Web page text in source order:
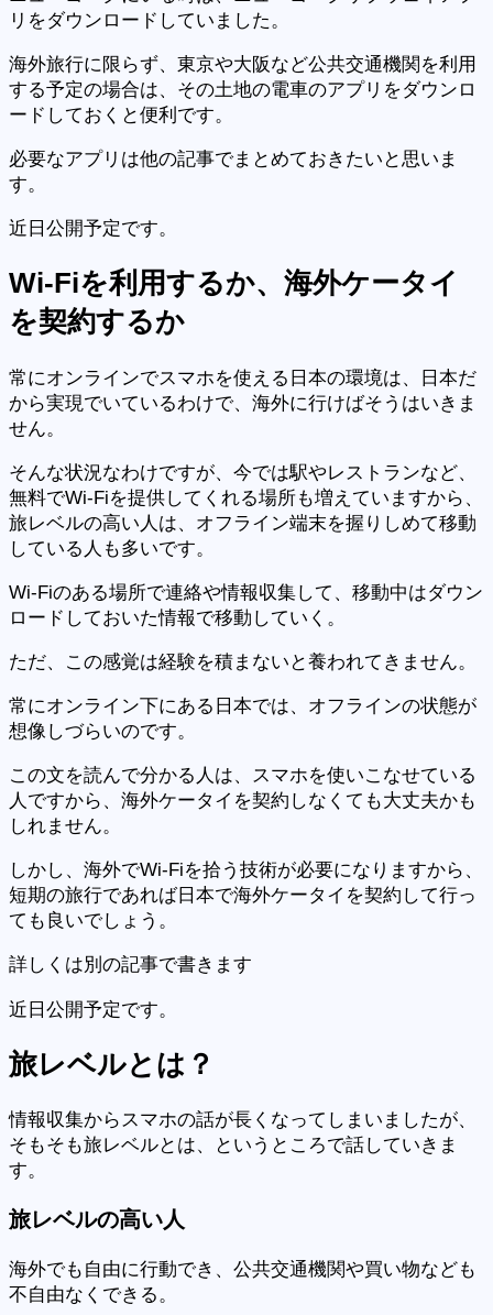
リをダウンロードしていました。
海外旅行に限らず、東京や大阪など公共交通機関を利用
する予定の場合は、その土地の電車のアプリをダウンロ
ードしておくと便利です。
必要なアプリは他の記事でまとめておきたいと思いま
す。
近日公開予定です。
Wi-Fiを利用するか、海外ケータイ
を契約するか
常にオンラインでスマホを使える日本の環境は、日本だ
から実現でいているわけで、海外に行けばそうはいきま
せん。
そんな状況なわけですが、今では駅やレストランなど、
無料でWi-Fiを提供してくれる場所も増えていますから、
旅レベルの高い人は、オフライン端末を握りしめて移動
している人も多いです。
Wi-Fiのある場所で連絡や情報収集して、移動中はダウン
ロードしておいた情報で移動していく。
ただ、この感覚は経験を積まないと養われてきません。
常にオンライン下にある日本では、オフラインの状態が
想像しづらいのです。
この文を読んで分かる人は、スマホを使いこなせている
人ですから、海外ケータイを契約しなくても大丈夫かも
しれません。
しかし、海外でWi-Fiを拾う技術が必要になりますから、
短期の旅行であれば日本で海外ケータイを契約して行っ
ても良いでしょう。
詳しくは別の記事で書きます
近日公開予定です。
旅レベルとは？
情報収集からスマホの話が長くなってしまいましたが、
そもそも旅レベルとは、というところで話していきま
す。
旅レベルの高い人
海外でも自由に行動でき、公共交通機関や買い物なども
不自由なくできる。